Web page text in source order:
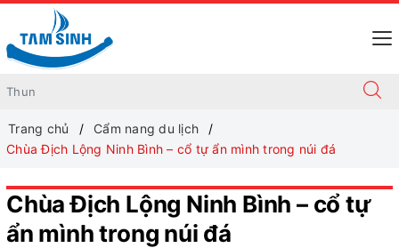
Trang chủ
Cẩm nang du lịch
Chùa Địch Lộng Ninh Bình – cổ tự ẩn mình trong núi đá
Chùa Địch Lộng Ninh Bình – cổ tự
ẩn mình trong núi đá